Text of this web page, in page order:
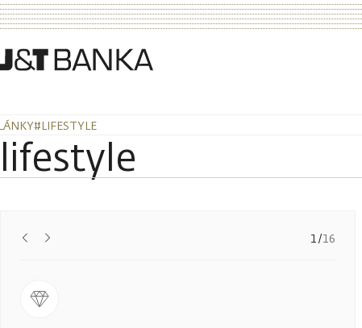
#LIFESTYLE
lifestyle
1/16
Předchozí